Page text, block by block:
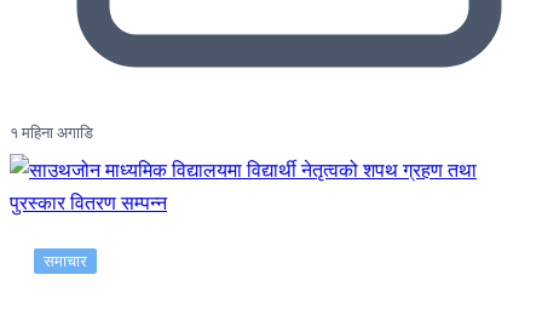
१ महिना अगाडि
समाचार